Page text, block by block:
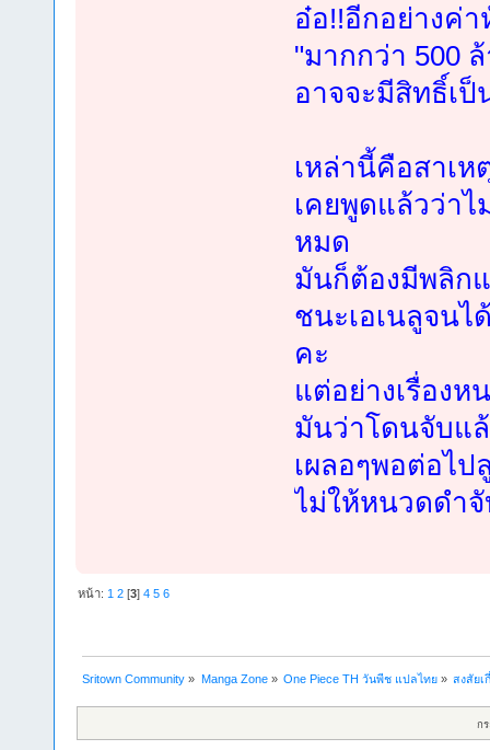
อ๋อ!!อีกอย่างค่
"มากกว่า 500
อาจจะมีสิทธิ์เป็
เหล่านี้คือสาเ
เคยพูดแล้วว่า
หมด
มันก็ต้องมีพลิก
ชนะเอเนลูจนไ
คะ
แต่อย่างเรื่อง
มันว่าโดนจับแ
เผลอๆพอต่อไ
ไม่ให้หนวดดำจั
หน้า: 1 2 [3]4 5 6
Sritown Community » Manga Zone» One Piece TH วันพีช แปลไทย» สงสัยเ
ก